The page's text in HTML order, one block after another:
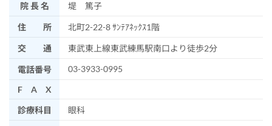
院 長 名 堤 篤子
住 所 北町2-22-8 ｻﾝﾃｱﾈｯｸｽ1階
交 通 東武東上線東武練馬駅南口より徒歩2分
電話番号
03-3933-0995
F A X
診療科目
眼科